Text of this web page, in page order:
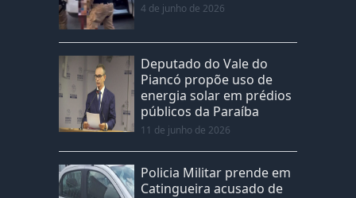
4 de junho de 2026
Deputado do Vale do
Piancó propõe uso de
energia solar em prédios
públicos da Paraíba
11 de junho de 2026
Policia Militar prende em
Catingueira acusado de